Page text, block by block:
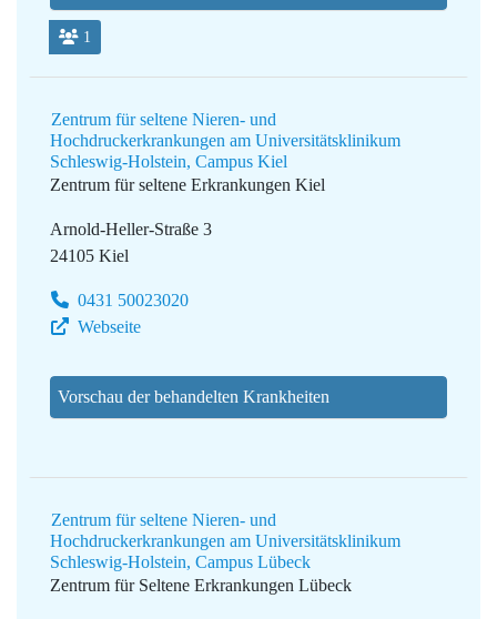
1
Zentrum für seltene Nieren- und
Hochdruckerkrankungen am Universitätsklinikum
Schleswig-Holstein, Campus Kiel
Zentrum für seltene Erkrankungen Kiel
Arnold-Heller-Straße 3
24105 Kiel
0431 50023020
Webseite
Vorschau der behandelten Krankheiten
Zentrum für seltene Nieren- und
Hochdruckerkrankungen am Universitätsklinikum
Schleswig-Holstein, Campus Lübeck
Zentrum für Seltene Erkrankungen Lübeck